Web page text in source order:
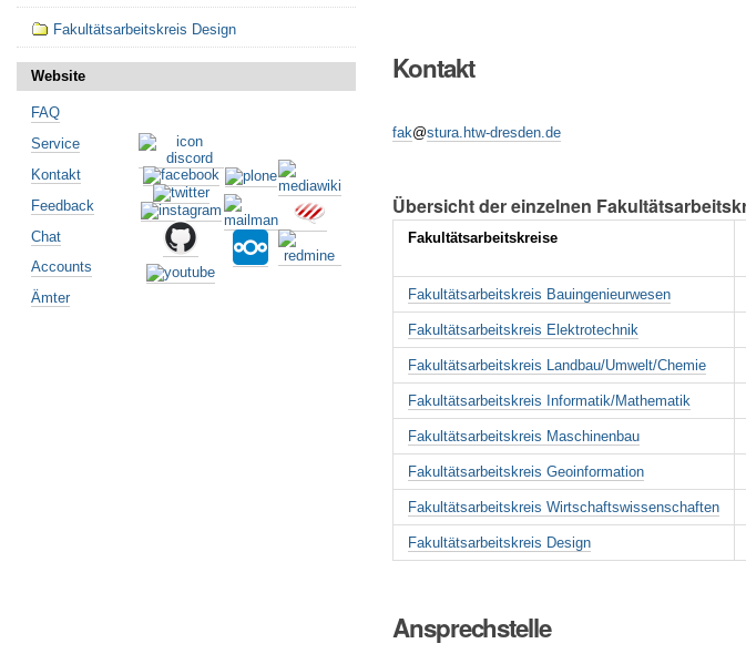
Kontakt
fak@stura.htw-dresden.de
Übersicht der einzelnen
Fakultätsarbeitskreise
Fakultätsarbeitskreis Bauingenieurwesen
Fakultätsarbeitskreis Elektrotechnik
Fakultätsarbeitskreis Landbau/Umwelt/Chemie
Fakultätsarbeitskreis Informatik/Mathematik
Fakultätsarbeitskreis Maschinenbau
Fakultätsarbeitskreis Geoinformation
Fakultätsarbeitskreis Wirtschaftswissenschaften
Fakultätsarbeitskreis Design
Ansprechstelle
Fakultätsarbeitskreis Design
Website
FAQ
Service
Kontakt
Feedback
Chat
Accounts
Ämter